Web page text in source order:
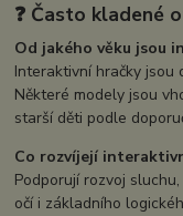
❓ Často kladené
Od jakého věku jsou
Interaktivní hračky jsou
Některé modely jsou
starší děti podle
Co rozvíjejí
Podporují rozvoj
očí i základního